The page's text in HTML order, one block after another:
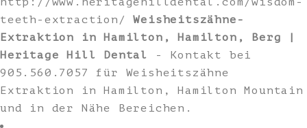
teeth-extraction/Weisheitszähne-
Extraktion in Hamilton, Hamilton, Berg |
Heritage Hill Dental
- Kontakt bei
905.560.7057 für Weisheitszähne
Extraktion in Hamilton, Hamilton Mountain
und in der Nähe Bereichen.